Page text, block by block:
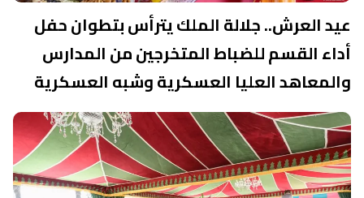
عيد العرش.. جلالة الملك يترأس بتطوان حفل
أداء القسم للضباط المتخرجين من المدارس
والمعاهد العليا العسكرية وشبه العسكرية